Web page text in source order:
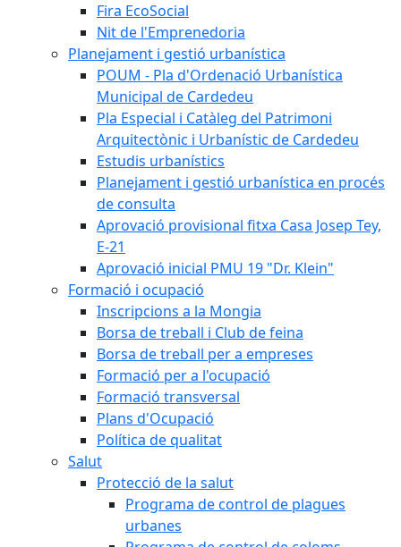
Fira EcoSocial
Nit de l'Emprenedoria
Planejament i gestió urbanística
POUM - Pla d'Ordenació Urbanística
Municipal de Cardedeu
Pla Especial i Catàleg del Patrimoni
Arquitectònic i Urbanístic de Cardedeu
Estudis urbanístics
Planejament i gestió urbanística en procés
de consulta
Aprovació provisional fitxa Casa Josep Tey,
E-21
Aprovació inicial PMU 19 "Dr. Klein"
Formació i ocupació
Inscripcions a la Mongia
Borsa de treball i Club de feina
Borsa de treball per a empreses
Formació per a l'ocupació
Formació transversal
Plans d'Ocupació
Política de qualitat
Salut
Protecció de la salut
Programa de control de plagues
urbanes